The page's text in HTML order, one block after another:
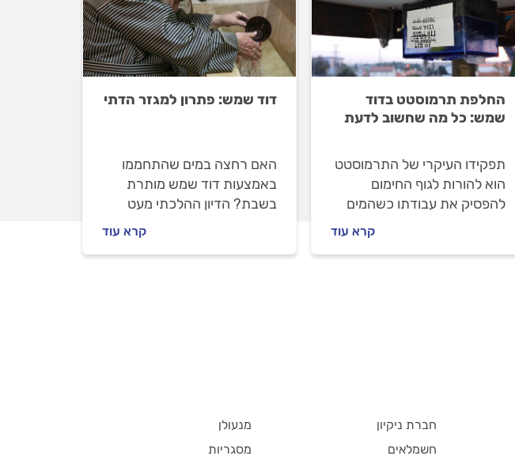
החלפת תרמוסטט בדוד
שמש: כל מה שחשוב לדעת
תפקידו העיקרי של התרמוסטט
הוא להורות לגוף החימום
להפסיק את עבודתו כשהמים
במדריך הבא נסביר מה תפקיד
קרא עוד
דוד שמש: פתרון למגזר הדתי
האם רחצה במים שהתחממו
באמצעות דוד שמש מותרת
בשבת? הדיון ההלכתי מעט
הרבנים מאשרים. אז מה חשוב
קרא עוד
חברת ניקיון
חשמלאים
מנעולן
מסגריות